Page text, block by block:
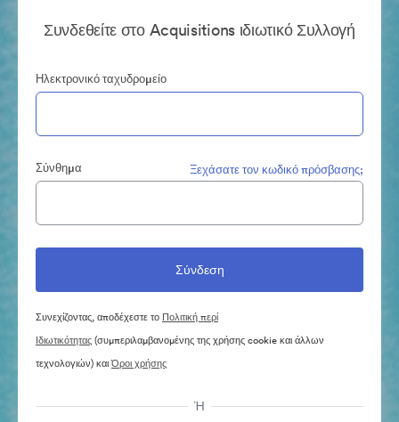
Συνδεθείτε στο Acquisitions ιδιωτικό Συλλογή
Ηλεκτρονικό ταχυδρομείο
Σύνθημα Ξεχάσατε τον κωδικό πρόσβασης;
Συνεχίζοντας, αποδέχεστε το Πολιτική περί
Ιδιωτικότητας(συμπεριλαμβανομένης της χρήσης cookie και άλλων
τεχνολογιών) καιΌροι χρήσης
Ή